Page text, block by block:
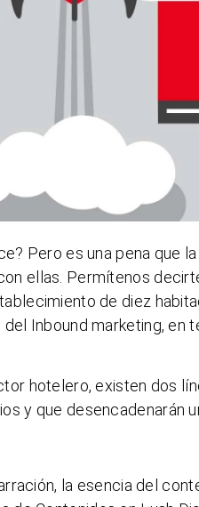
Pero es una pena que
ellas. Permítenos
de diez
Inbound marketing,
hotelero, existen dos
y que desencadenarán
la esencia del